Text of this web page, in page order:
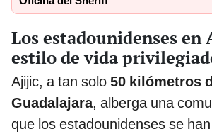
Los estadounidenses
estilo de vida
Ajijic, a tan solo 50 kilómetros
Guadalajara, alberga una
que los estadounidenses se